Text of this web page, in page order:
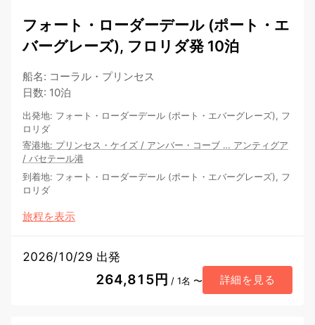
フォート・ローダーデール (ポート・エ
バーグレーズ), フロリダ発 10泊
船名: コーラル・プリンセス
日数: 10泊
出発地: フォート・ローダーデール (ポート・エバーグレーズ), フ
ロリダ
寄港地: プリンセス・ケイズ / アンバー・コーブ … アンティグア
/ バセテール港
到着地: フォート・ローダーデール (ポート・エバーグレーズ), フ
ロリダ
旅程を表示
2026/10/29 出発
264,815円 / 1名 〜 詳細を見る